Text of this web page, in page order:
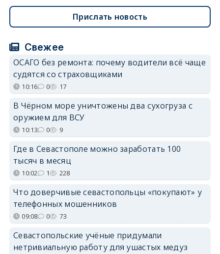
Прислать новость
Свежее
ОСАГО без ремонта: почему водители всё чаще
судятся со страховщиками
10:16 0 17
В Чёрном море уничтожены два сухогруза с
оружием для ВСУ
10:13 0 9
Где в Севастополе можно заработать 100
тысяч в месяц
10:02 1 228
Что доверчивые севастопольцы «покупают» у
телефонных мошенников
09:08 0 73
Севастопольские учёные придумали
нетривиальную работу для ушастых медуз